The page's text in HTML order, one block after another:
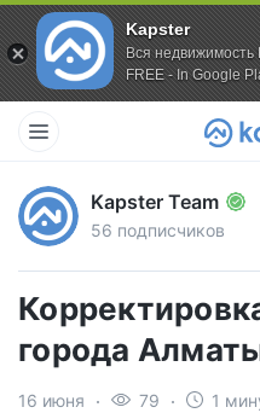
Kapster
Вся недвижимость
FREE - In Google
Kapster Team
56 подписчиков
города
16 июня 79 1